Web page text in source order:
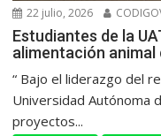
22 julio, 2026
Estudiantes de la
alimentación
“ Bajo el liderazgo del
Universidad Autónoma
proyectos...